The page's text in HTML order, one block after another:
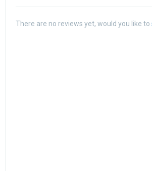
There are no reviews yet, would you like to